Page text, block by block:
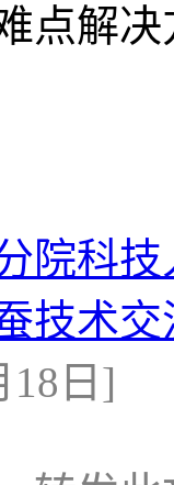
点解
院科
技术交
18日]